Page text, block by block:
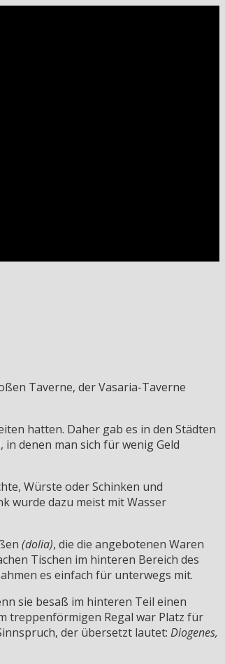
Taverne, der Vasaria-Taverne
hatten. Daher gab es in den Städten
, in denen man sich für wenig Geld
Würste oder Schinken und
wurde dazu meist mit Wasser
(dolia), die die angebotenen Waren
Tischen im hinteren Bereich des
es einfach für unterwegs mit.
sie besaß im hinteren Teil einen
treppenförmigen Regal war Platz für
der übersetzt lautet: Diogenes,